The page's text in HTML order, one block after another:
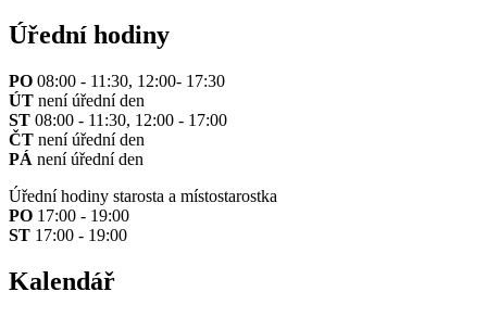
Úřední hodiny
PO 08:00 - 11:30, 12:00- 17:30
ÚT není úřední den
ST 08:00 - 11:30, 12:00 - 17:00
ČT není úřední den
PÁ není úřední den
Úřední hodiny starosta a místostarostka
PO 17:00 - 19:00
ST 17:00 - 19:00
Kalendář